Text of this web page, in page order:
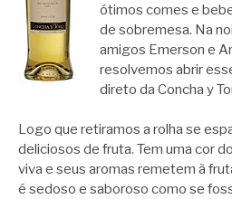
ótimos comes e
de sobremesa. Na
amigos Emerson e
resolvemos abrir
direto da Concha y
Logo que retiramos a rolha se
deliciosos de fruta. Tem uma cor
viva e seus aromas remetem à
é sedoso e saboroso como se